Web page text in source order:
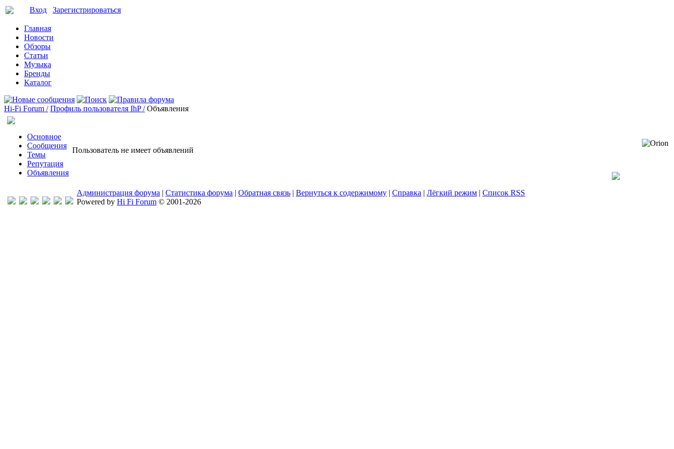
Вход Зарегистрироваться
Главная
Новости
Обзоры
Статьи
Музыка
Бренды
Каталог
Hi-Fi Forum / Профиль пользователя IhP / Объявления
Основное
Сообщения
Темы
Репутация
Объявления
Пользователь не имеет объявлений
Администрация форума | Статистика форума | Обратная связь | Вернуться к содержимому | Справка | Лёгкий режим | Список RSS
Powered by Hi Fi Forum © 2001-2026